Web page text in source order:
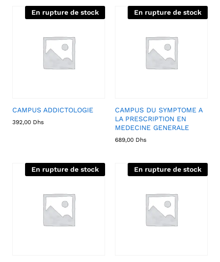
En rupture de stock
CAMPUS ADDICTOLOGIE
392,00 Dhs
En rupture de stock
CAMPUS DU SYMPTOME A
LA PRESCRIPTION EN
MEDECINE GENERALE
689,00 Dhs
En rupture de stock En rupture de stock